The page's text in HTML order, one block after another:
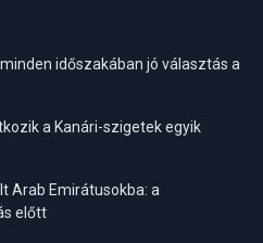
időszakában jó választás a
a Kanári-szigetek egyik
Arab Emirátusokba: a
előtt